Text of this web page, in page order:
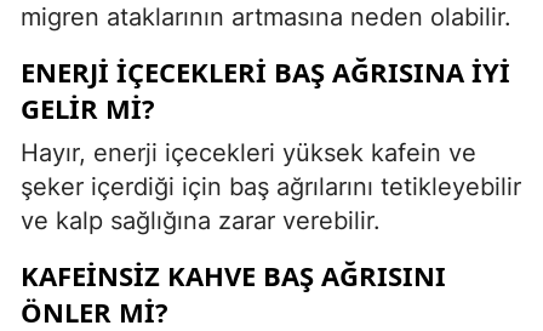
migren ataklarının artmasına neden olabilir.
ENERJI IÇECEKLERI BAŞ AĞRISINA IYI
GELIR MI?
Hayır, enerji içecekleri yüksek kafein ve
şeker içerdiği için baş ağrılarını tetikleyebilir
ve kalp sağlığına zarar verebilir.
KAFEINSIZ KAHVE BAŞ AĞRISINI
ÖNLER MI?